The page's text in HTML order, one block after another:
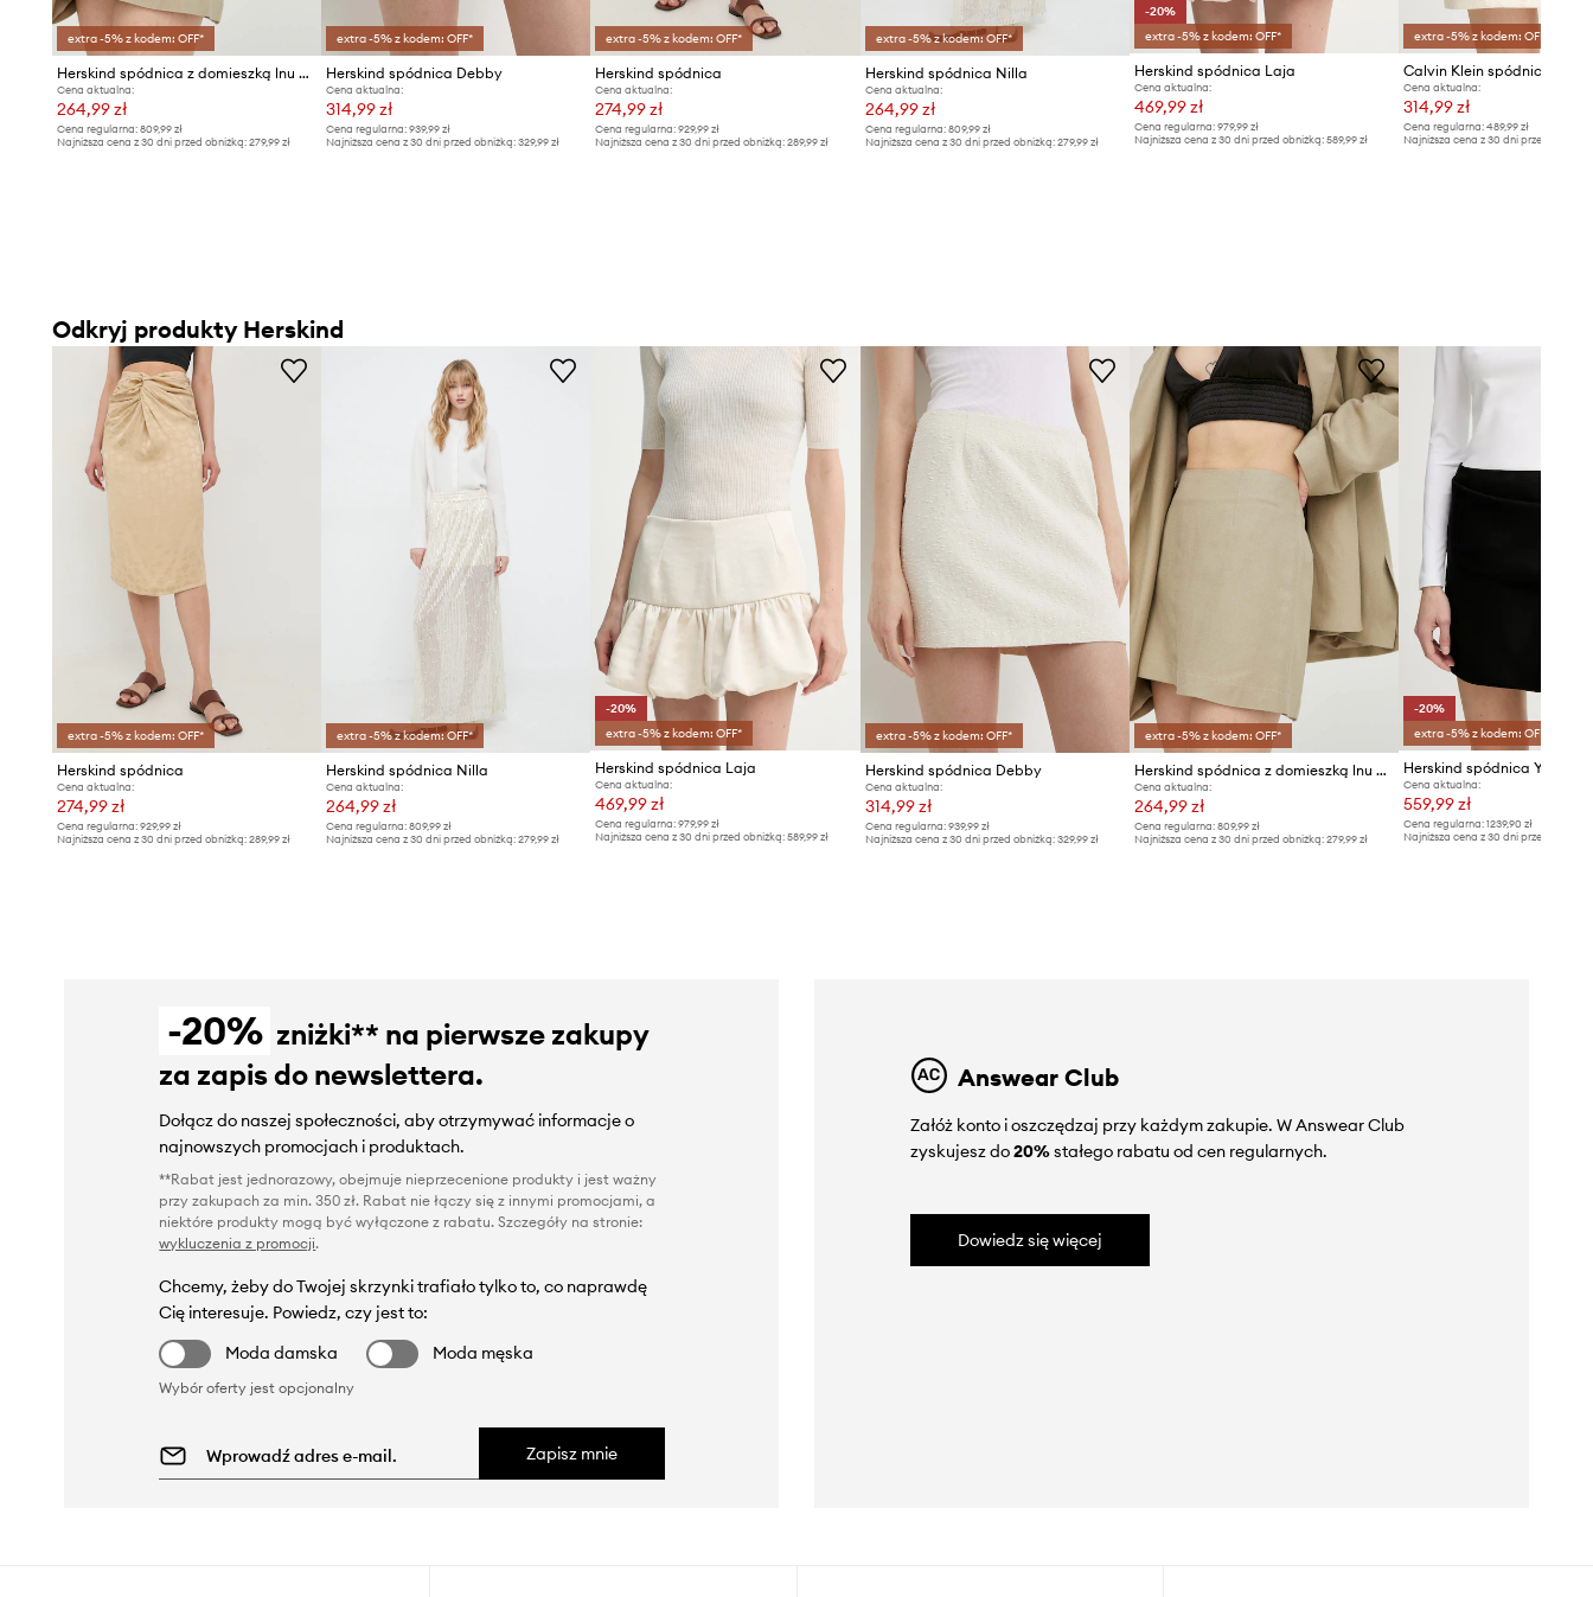
extra -5% z kodem: OFF*
Herskind spódnica z domieszką lnu Debby
Cena aktualna:
264,99 zł
Cena regularna: 809,99 zł
Najniższa cena z 30 dni przed obniżką: 279,99 zł
extra -5% z kodem: OFF*
Herskind spódnica Debby
Cena aktualna:
314,99 zł
Cena regularna:939,99 zł
Najniższa cena z 30 dni przed obniżką:329,99 zł
extra -5% z kodem: OFF*
Herskind spódnica
Cena aktualna:
274,99 zł
Cena regularna: 929,99 zł
Najniższa cena z 30 dni przed obniżką: 289,99 zł
extra -5% z kodem: OFF*
Herskind spódnica Nilla
Cena aktualna:
264,99 zł
Cena regularna: 809,99 zł
Najniższa cena z 30 dni przed obniżką: 279,99 zł
-20%
extra -5% z kodem: OFF*
Herskind spódnica Laja
Cena aktualna:
469,99 zł
Cena regularna:979,99 zł
Najniższa cena z 30 dni przed obniżką:589,99 zł
extra -5% z kodem: OFF*
Calvin Klein spódnica
Cena aktualna:
314,99 zł
Cena regularna: 489,99 zł
Najniższa cena z 30 dni przed obniżką:
Odkryj produkty Herskind
extra -5% z kodem: OFF*
Herskind spódnica
Cena aktualna:
274,99 zł
Cena regularna: 929,99 zł
Najniższa cena z 30 dni przed obniżką: 289,99 zł
extra -5% z kodem: OFF*
Herskind spódnica Nilla
Cena aktualna:
264,99 zł
Cena regularna:809,99 zł
Najniższa cena z 30 dni przed obniżką:279,99 zł
-20%
extra -5% z kodem: OFF*
Herskind spódnica Laja
Cena aktualna:
469,99 zł
Cena regularna: 979,99 zł
Najniższa cena z 30 dni przed obniżką: 589,99 zł
extra -5% z kodem: OFF*
Herskind spódnica Debby
Cena aktualna:
314,99 zł
Cena regularna: 939,99 zł
Najniższa cena z 30 dni przed obniżką: 329,99 zł
extra -5% z kodem: OFF*
Herskind spódnica z domieszką lnu Debby
Cena aktualna:
264,99 zł
Cena regularna:809,99 zł
Najniższa cena z 30 dni przed obniżką:279,99 zł
-20%
extra -5% z kodem: OFF*
Herskind spódnica Yana
Cena aktualna:
559,99 zł
Cena regularna: 1239,90 zł
Najniższa cena z 30 dni przed obniżką:
-20% zniżki** na pierwsze zakupy
za zapis do newslettera.
Dołącz do naszej społeczności, aby otrzymywać informacje o
najnowszych promocjach i produktach.
**Rabat jest jednorazowy, obejmuje nieprzecenione produkty i jest ważny
przy zakupach za min. 350 zł. Rabat nie łączy się z innymi promocjami, a
niektóre produkty mogą być wyłączone z rabatu. Szczegóły na stronie:
wykluczenia z promocji.
Chcemy, żeby do Twojej skrzynki trafiało tylko to, co naprawdę
Cię interesuje. Powiedz, czy jest to:
Moda damska
Moda męska
Wybór oferty jest opcjonalny
Zapisz mnie
Answear Club
Załóż konto i oszczędzaj przy każdym zakupie. W Answear Club
zyskujesz do20%stałego rabatu od cen regularnych.
Dowiedz się więcej